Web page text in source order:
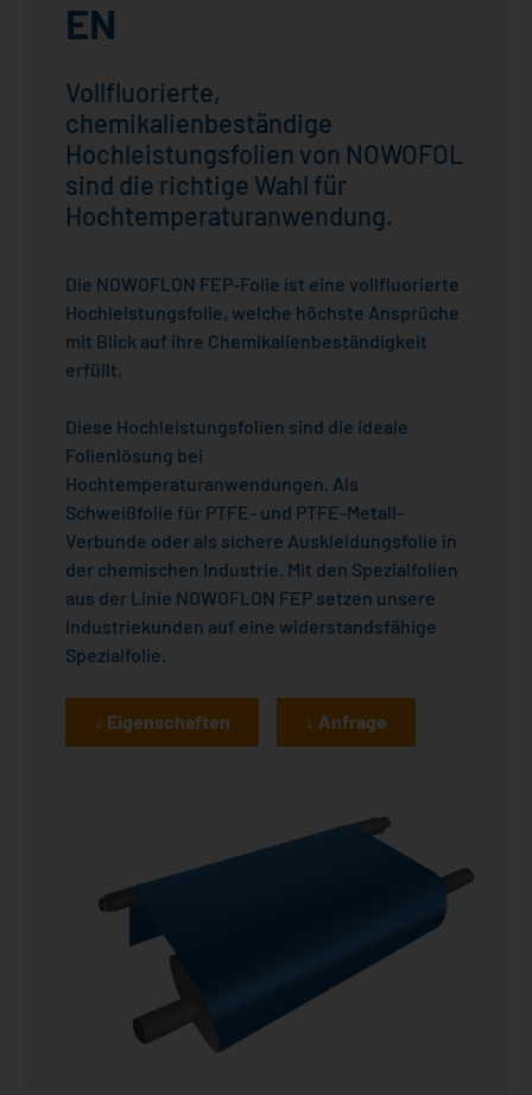
EN
Vollfluorierte,
chemikalienbeständige
Hochleistungsfolien von NOWOFOL
sind die richtige Wahl für
Hochtemperaturanwendung.
Die NOWOFLON FEP-Folie ist eine vollfluorierte
Hochleistungsfolie, welche höchste Ansprüche
mit Blick auf ihre Chemikalienbeständigkeit
erfüllt.
Diese Hochleistungsfolien sind die ideale
Folienlösung bei
Hochtemperaturanwendungen. Als
Schweißfolie für PTFE- und PTFE-Metall-
Verbunde oder als sichere Auskleidungsfolie in
der chemischen Industrie. Mit den Spezialfolien
aus der Linie NOWOFLON FEP setzen unsere
Industriekunden auf eine widerstandsfähige
Spezialfolie.
↓ Eigenschaften ↓ Anfrage